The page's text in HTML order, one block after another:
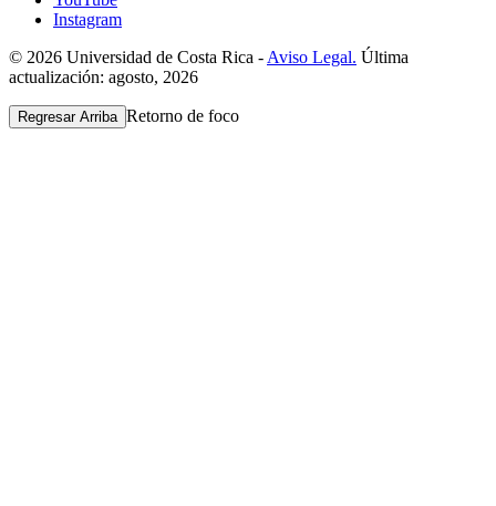
Instagram
© 2026 Universidad de Costa Rica - Aviso Legal. Última
actualización: agosto, 2026
Regresar Arriba Retorno de foco